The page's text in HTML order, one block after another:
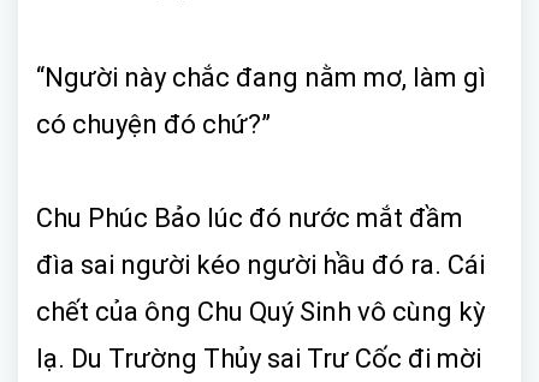
“Người này chắc đang nằm mơ, làm gì
có chuyện đó chứ?”
Chu Phúc Bảo lúc đó nước mắt đầm
đìa sai người kéo người hầu đó ra. Cái
chết của ông Chu Quý Sinh vô cùng kỳ
lạ. Du Trường Thủy sai Trư Cốc đi mời